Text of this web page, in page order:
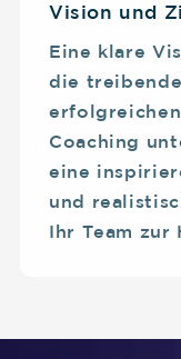
Vision und
Eine klare
die
Coaching
eine
und
Ihr Team zur